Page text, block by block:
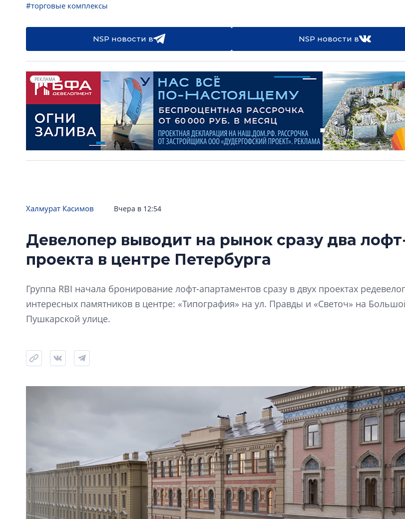
#торговые комплексы
NSP новости в NSP новости в
РЕКЛАМА
Халмурат Касимов Вчера в 12:54
Девелопер выводит на рынок сразу два
проекта в центре Петербурга
Группа RBI начала бронирование лофт-апартаментов сразу в двух проектах
интересных памятников в центре: «Типография» на ул. Правды и «Светоч» на
Пушкарской улице.
в
Своим